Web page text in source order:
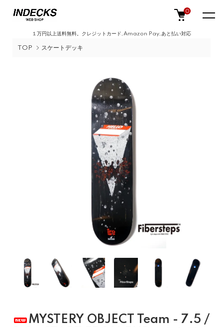
１万円以上送料無料。クレジットカード,Amazon Pay,あと払い対応
0
TOP スケートデッキ
MYSTERY OBJECT Team - 7.5 /